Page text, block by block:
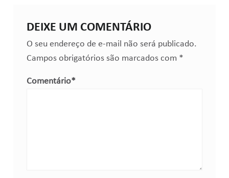
DEIXE UM COMENTÁRIO
O seu endereço de e-mail não será publicado.
Campos obrigatórios são marcados com *
Comentário*